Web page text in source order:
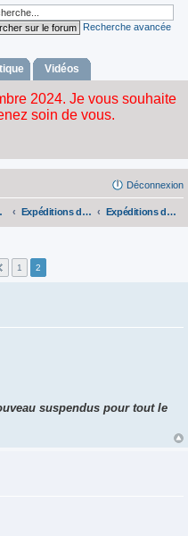
Recherche avancée
Vidéos
Déconnexion
Expéditions du mois Expéditions de ce mois
1 2
suspendus pour tout le